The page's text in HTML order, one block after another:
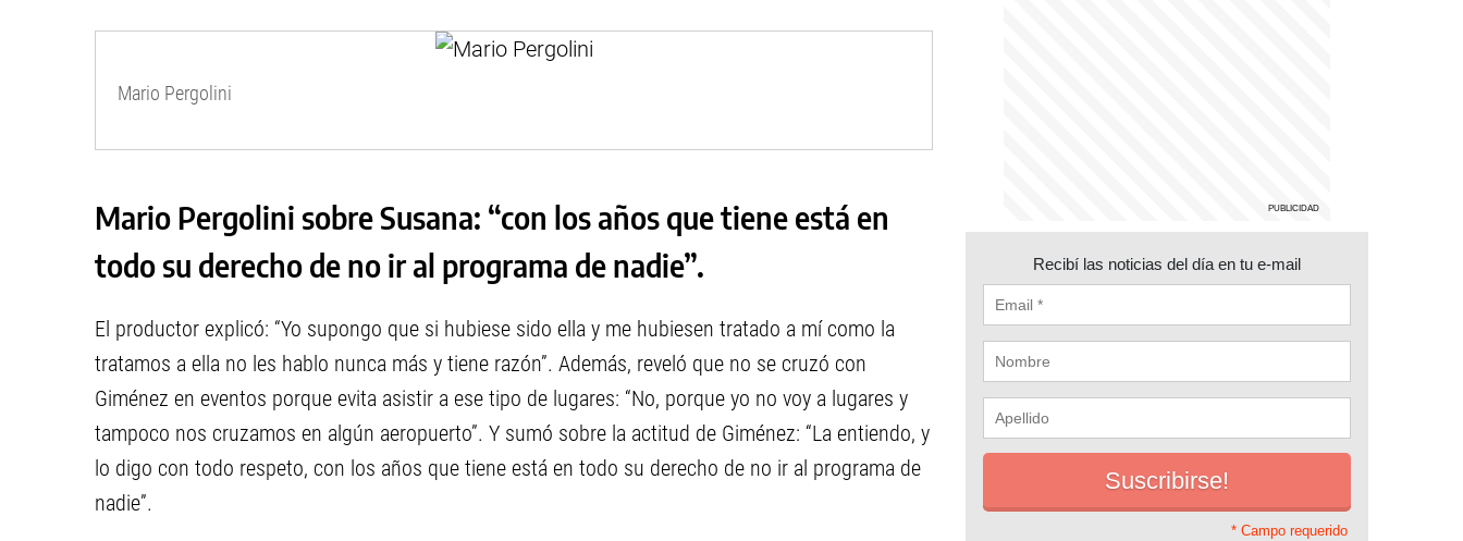
Mario Pergolini
Mario Pergolini sobre Susana: “con los años que tiene está en
todo su derecho de no ir al programa de nadie”.
El productor explicó: “Yo supongo que si hubiese sido ella y me hubiesen tratado a mí como la
tratamos a ella no les hablo nunca más y tiene razón”. Además, reveló que no se cruzó con
Giménez en eventos porque evita asistir a ese tipo de lugares: “No, porque yo no voy a lugares y
tampoco nos cruzamos en algún aeropuerto”. Y sumó sobre la actitud de Giménez: “La entiendo, y
lo digo con todo respeto, con los años que tiene está en todo su derecho de no ir al programa de
nadie”.
Recibí las noticias del día en tu e-mail
* Campo requerido